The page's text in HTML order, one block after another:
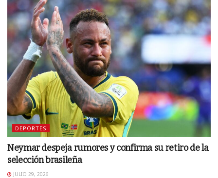
DEPORTES
Neymar despeja rumores y confirma su retiro de la
selección brasileña
JULIO 29, 2026